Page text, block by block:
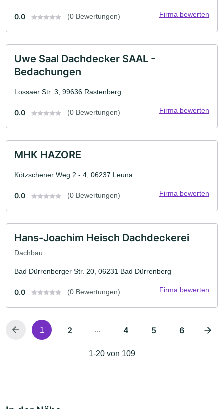
0.0 (0 Bewertungen) Firma bewerten
Uwe Saal Dachdecker SAAL -
Bedachungen
Lossaer Str. 3, 99636 Rastenberg
0.0 (0 Bewertungen) Firma bewerten
MHK HAZORE
Kötzschener Weg 2 - 4, 06237 Leuna
0.0 (0 Bewertungen) Firma bewerten
Hans-Joachim Heisch Dachdeckerei
Dachbau
Bad Dürrenberger Str. 20, 06231 Bad Dürrenberg
0.0 (0 Bewertungen) Firma bewerten
1 2 ... 4 5 6
1-20 von 109